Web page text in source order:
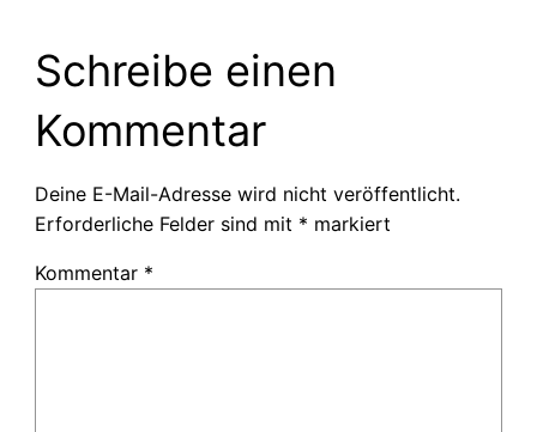
Schreibe einen
Kommentar
Deine E-Mail-Adresse wird nicht veröffentlicht.
Erforderliche Felder sind mit * markiert
Kommentar *